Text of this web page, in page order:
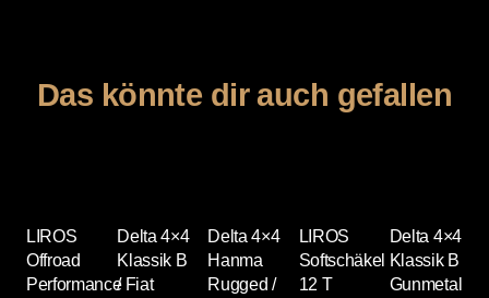
Das könnte dir auch gefallen
LIROS
Offroad
Performance
Delta 4×4
Klassik B
/ Fiat
Delta 4×4
Hanma
Rugged /
LIROS
Softschäkel
12 T
Delta 4×4
Klassik B
Gunmetal